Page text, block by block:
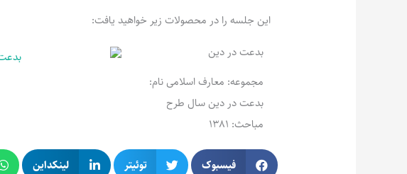
این جلسه را در محصولات زیر خواهید یافت:
بدعت در دین
مجموعه: معارف اسلامی نام:
بدعت در دین سال طرح
مباحث: 1381
فیسبوک توئیتر لینکداین